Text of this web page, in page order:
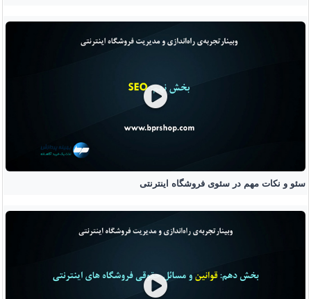
سئو و نکات مهم در سئوی فروشگاه اینترنتی